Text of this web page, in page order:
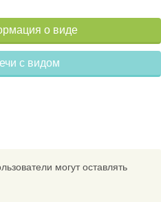
о виде
с видом
могут оставлять